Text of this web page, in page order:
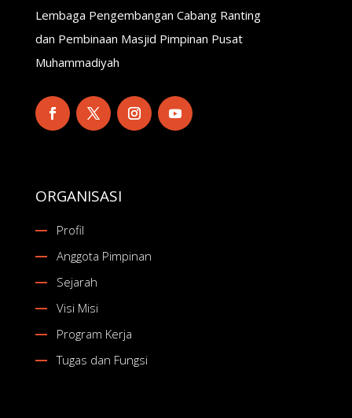
Lembaga Pengembangan Cabang Ranting
dan Pembinaan Masjid Pimpinan Pusat
Muhammadiyah
ORGANISASI
Profil
Anggota Pimpinan
Sejarah
Visi Misi
Program Kerja
Tugas dan Fungsi